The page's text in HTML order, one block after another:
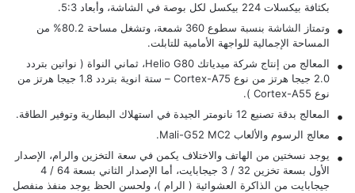
بكثافة بيكسلات 224 بيكسل لكل بوصة في الشاشة، وأبعاد 5:3.
وتمتاز الشاشة بنسبة سطوع 360 شمعة، وتشغل مساحة 80.2% من
المساحة الإجمالية للواجهة الأمامية للتابلت.
المعالج من إنتاج شركة ميدياتك Helio G80، ثماني النواة ( نواتين بتردد
2.0 جيجا هرتز من نوع Cortex-A75 – ستة انوية بتردد 1.8 جيجا هرتز من
نوع Cortex-A55 ).
المعالج بدقة تصنيع 12 نانومتر الجيدة في استهلاك البطارية وتوفير الطاقة.
معالج الرسوم والألعاب Mali-G52 MC2.
يوجد نسختين من الهاتف والاختلاف يكمن في سعة التخزين والرام، الإصدار
الأول بسعة تخزين 32 / 3 جيجابايت، أما الإصدار الثاني بسعة 64 / 4
جيجابايت من الذاكرة العشوائية ( الرام )، ولحسن الحظ يوجد منفذ منفصل